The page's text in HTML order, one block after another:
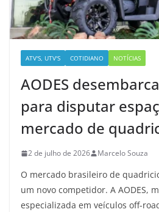
ATV'S, UTV'S COTIDIANO NOTÍCIAS
AODES
para disputar
mercado de
2 de julho de 2026 Marcelo Souza
O mercado brasileiro de
um novo competidor. A AODES,
especializada em veículos off-